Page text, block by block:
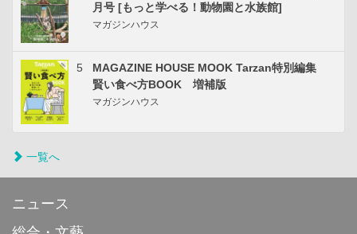
月号 [もっと学べる！動物園と水族館]
マガジンハウス
5
MAGAZINE HOUSE MOOK Tarzan特別編集
賢い食べ方BOOK 増補版
マガジンハウス
一覧へ
ニュース